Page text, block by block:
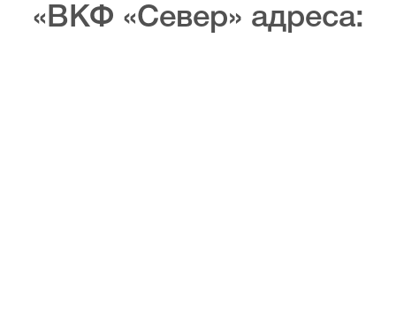
«ВКФ «Север» адреса: